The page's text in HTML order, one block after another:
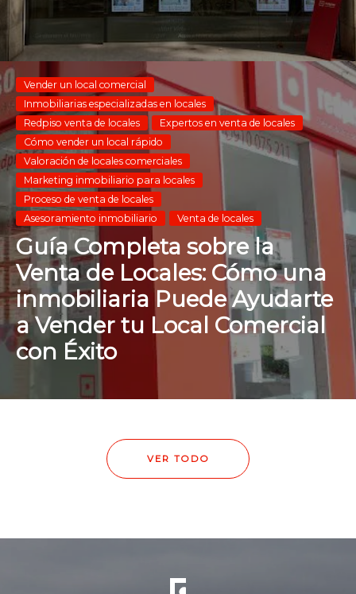
Vender un local comercial
Inmobiliarias especializadas en locales
Redpiso venta de locales
Expertos en venta de locales
Cómo vender un local rápido
Valoración de locales comerciales
Marketing inmobiliario para locales
Proceso de venta de locales
Asesoramiento inmobiliario
Venta de locales
Guía Completa sobre la
Venta de Locales: Cómo una
inmobiliaria Puede Ayudarte
a Vender tu Local Comercial
con Éxito
VER TODO